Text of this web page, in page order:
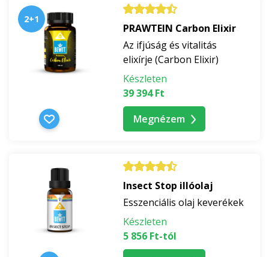
2+1
PRAWTEIN Carbon Elixir
Az ifjúság és vitalitás
elixírje (Carbon Elixir)
Készleten
39 394 Ft
Megnézem
Insect Stop illóolaj
Esszenciális olaj keverékek
Készleten
5 856 Ft-tól